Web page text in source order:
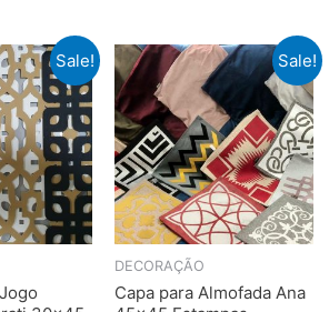
Sale! Sale!
DECORAÇÃO
Capa para Almofada Ana